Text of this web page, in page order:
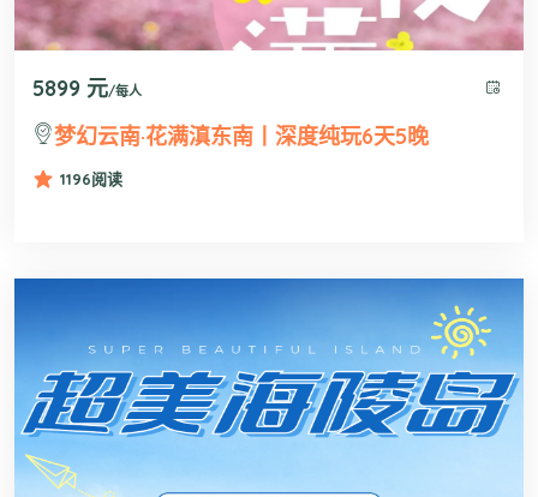
5899 元/每人
梦幻云南·花满滇东南丨深度纯玩6天5晚
1196阅读